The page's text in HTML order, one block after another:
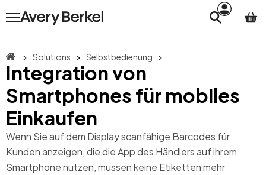
Solutions Selbstbedienung
Integration von
Smartphones für mobiles
Einkaufen
Wenn Sie auf dem Display scanfähige Barcodes für
Kunden anzeigen, die die App des Händlers auf ihrem
Smartphone nutzen, müssen keine Etiketten mehr